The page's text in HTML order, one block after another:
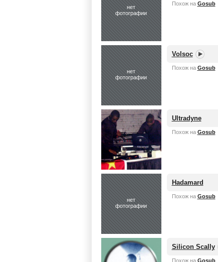
нет
фотографии
Похож на Gosub
нет
фотографии
Volsoc
Похож на Gosub
Ultradyne
Похож на Gosub
нет
фотографии
Hadamard
Похож на Gosub
Silicon Scally
Похож на Gosub